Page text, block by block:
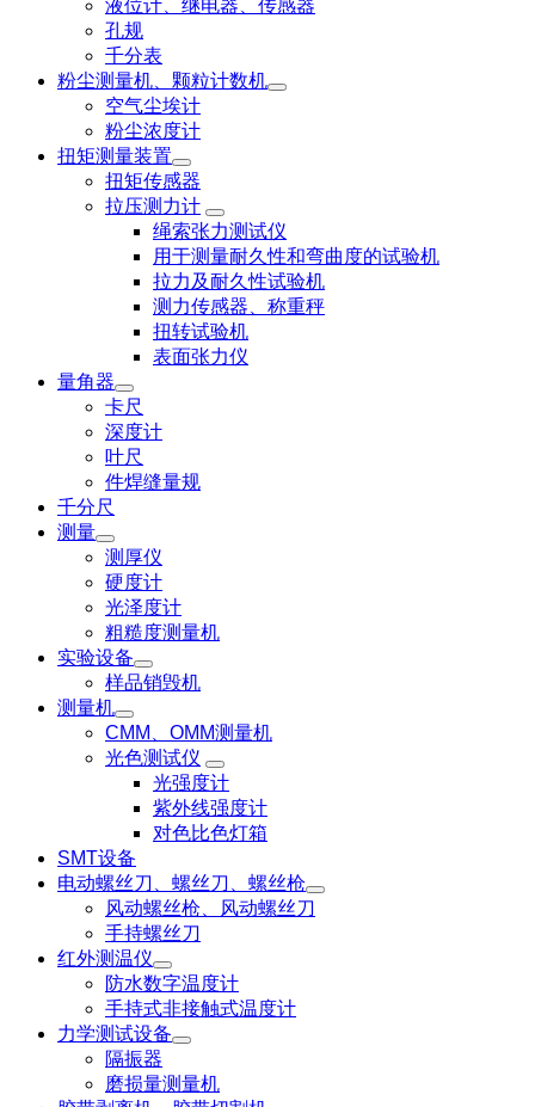
液位计、继电器、传感器
孔规
千分表
粉尘测量机、颗粒计数机
空气尘埃计
粉尘浓度计
扭矩测量装置
扭矩传感器
拉压测力计
绳索张力测试仪
用于测量耐久性和弯曲度的试验机
拉力及耐久性试验机
测力传感器、称重秤
扭转试验机
表面张力仪
量角器
卡尺
深度计
叶尺
件焊缝量规
千分尺
测量
测厚仪
硬度计
光泽度计
粗糙度测量机
实验设备
样品销毁机
测量机
CMM、OMM测量机
光色测试仪
光强度计
紫外线强度计
对色比色灯箱
SMT设备
电动螺丝刀、螺丝刀、螺丝枪
风动螺丝枪、风动螺丝刀
手持螺丝刀
红外测温仪
防水数字温度计
手持式非接触式温度计
力学测试设备
隔振器
磨损量测量机